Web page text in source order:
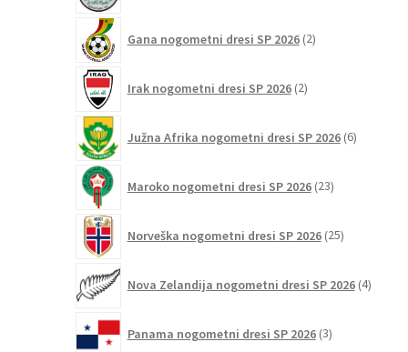
Gana nogometni dresi SP 2026 2izdelka
Irak nogometni dresi SP 2026 2izdelka
Južna Afrika nogometni dresi SP 2026 6izdelkov
Maroko nogometni dresi SP 2026 23izdelkov
Norveška nogometni dresi SP 2026 25izdelkov
Nova Zelandija nogometni dresi SP 2026 4izdelki
Panama nogometni dresi SP 2026 3izdelki